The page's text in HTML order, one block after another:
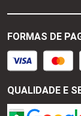
FORMAS DE
QUALIDADE E